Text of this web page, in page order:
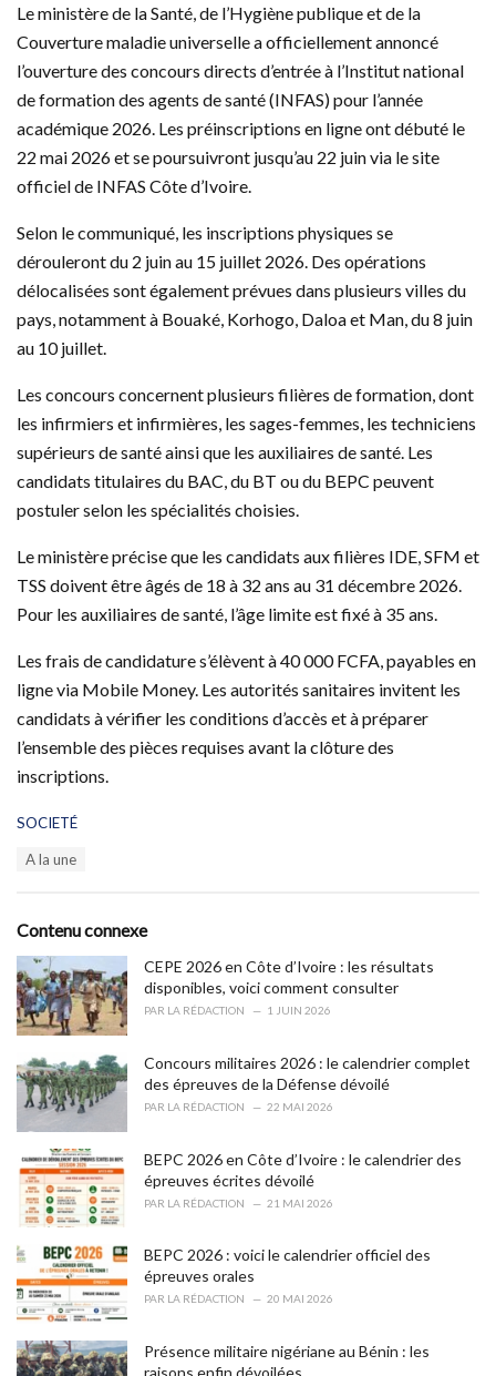
Le ministère de la Santé, de l’Hygiène publique et de la
Couverture maladie universelle a officiellement annoncé
l’ouverture des concours directs d’entrée à l’Institut national
de formation des agents de santé (INFAS) pour l’année
académique 2026. Les préinscriptions en ligne ont débuté le
22 mai 2026 et se poursuivront jusqu’au 22 juin via le site
officiel de INFAS Côte d’Ivoire.
Selon le communiqué, les inscriptions physiques se
dérouleront du 2 juin au 15 juillet 2026. Des opérations
délocalisées sont également prévues dans plusieurs villes du
pays, notamment à Bouaké, Korhogo, Daloa et Man, du 8 juin
au 10 juillet.
Les concours concernent plusieurs filières de formation, dont
les infirmiers et infirmières, les sages-femmes, les techniciens
supérieurs de santé ainsi que les auxiliaires de santé. Les
candidats titulaires du BAC, du BT ou du BEPC peuvent
postuler selon les spécialités choisies.
Le ministère précise que les candidats aux filières IDE, SFM et
TSS doivent être âgés de 18 à 32 ans au 31 décembre 2026.
Pour les auxiliaires de santé, l’âge limite est fixé à 35 ans.
Les frais de candidature s’élèvent à 40 000 FCFA, payables en
ligne via Mobile Money. Les autorités sanitaires invitent les
candidats à vérifier les conditions d’accès et à préparer
l’ensemble des pièces requises avant la clôture des
inscriptions.
C
o
r
i
e
s
:
SOCIETÉ
:
A la une
Contenu connexe
CEPE 2026 en Côte d’Ivoire : les résultats
disponibles, voici comment consulter
PAR LA RÉDACTION 1 JUIN 2026
Concours militaires 2026 : le calendrier complet
des épreuves de la Défense dévoilé
PAR LA RÉDACTION 22 MAI 2026
BEPC 2026 en Côte d’Ivoire : le calendrier des
épreuves écrites dévoilé
PAR LA RÉDACTION 21 MAI 2026
BEPC 2026 : voici le calendrier officiel des
épreuves orales
PAR LA RÉDACTION 20 MAI 2026
Présence militaire nigériane au Bénin : les
raisons enfin dévoilées